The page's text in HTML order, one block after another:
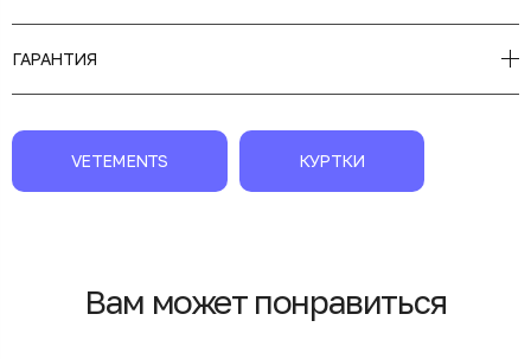
ГАРАНТИЯ
VETEMENTS КУРТКИ
Вам может понравиться